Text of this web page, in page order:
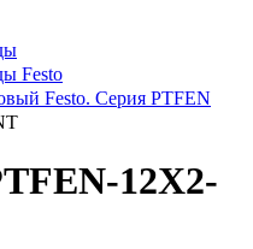
Festo
Festo. Серия PTFEN
12X2-